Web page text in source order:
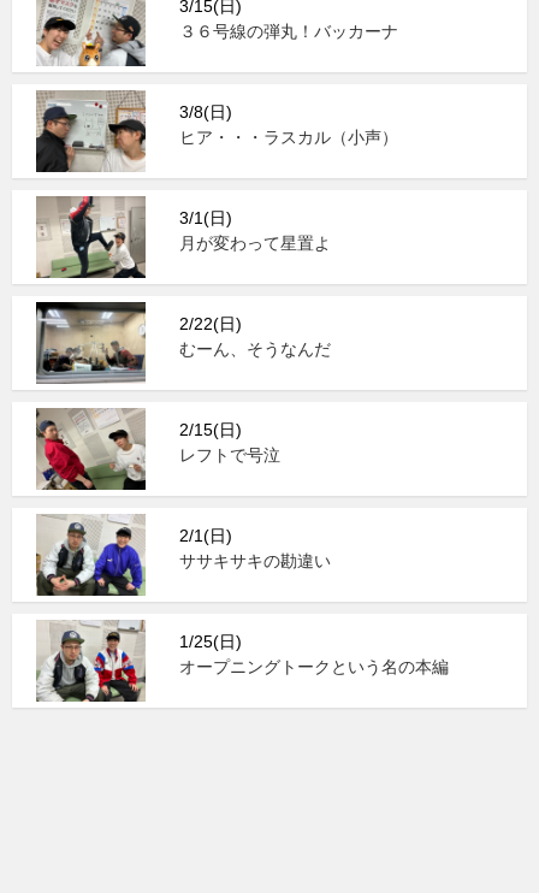
3/15(日)
３６号線の弾丸！バッカーナ
3/8(日)
ヒア・・・ラスカル（小声）
3/1(日)
月が変わって星置よ
2/22(日)
むーん、そうなんだ
2/15(日)
レフトで号泣
2/1(日)
ササキサキの勘違い
1/25(日)
オープニングトークという名の本編